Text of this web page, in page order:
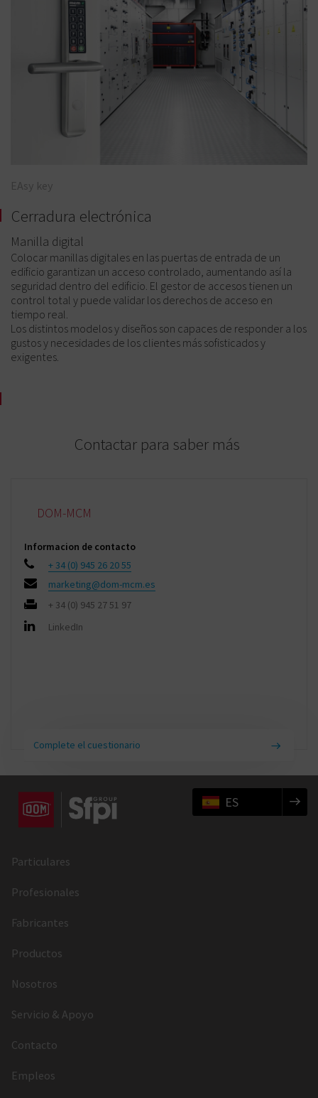
EAsy key
Cerradura electrónica
Manilla digital
Colocar manillas digitales en las puertas de entrada de un
edificio garantizan un acceso controlado, aumentando así la
seguridad dentro del edificio. El gestor de accesos tienen un
control total y puede validar los derechos de acceso en
tiempo real.
Los distintos modelos y diseños son capaces de responder a los
gustos y necesidades de los clientes más sofisticados y
exigentes.
Contactar para saber más
DOM-MCM
Informacion de contacto
+ 34 (0) 945 26 20 55
marketing@dom-mcm.es
+ 34 (0) 945 27 51 97
LinkedIn
Complete el cuestionario
ES
Particulares
Profesionales
Fabricantes
Productos
Nosotros
Servicio & Apoyo
Contacto
Empleos